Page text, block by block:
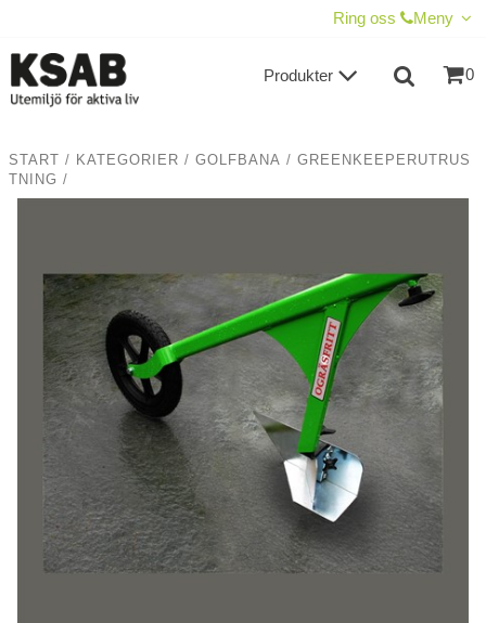
Ring oss Meny
0
Produkter
START / KATEGORIER / GOLFBANA / GREENKEEPERUTRUS
TNING /
TILL KASSAN